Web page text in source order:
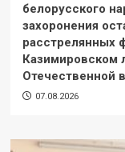
белорусского
захоронения
расстрелянных
Казимировском
Отечественной
07.08.2026